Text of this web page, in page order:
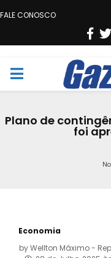
FALE CONOSCO
F
c
e
o
o
M
Plano de
foi
Economia
byWellton Máximo -